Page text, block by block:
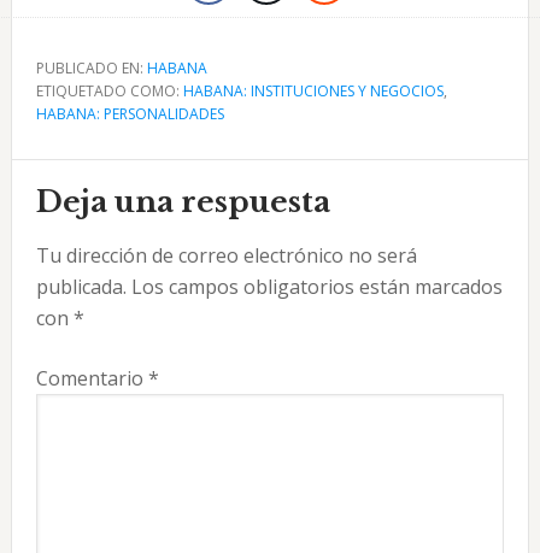
PUBLICADO EN: HABANA
ETIQUETADO COMO: HABANA: INSTITUCIONES Y NEGOCIOS,
HABANA: PERSONALIDADES
Interacciones
con
los
lectores
Deja una respuesta
Tu dirección de correo electrónico no será
publicada. Los campos obligatorios están marcados
con *
Comentario *